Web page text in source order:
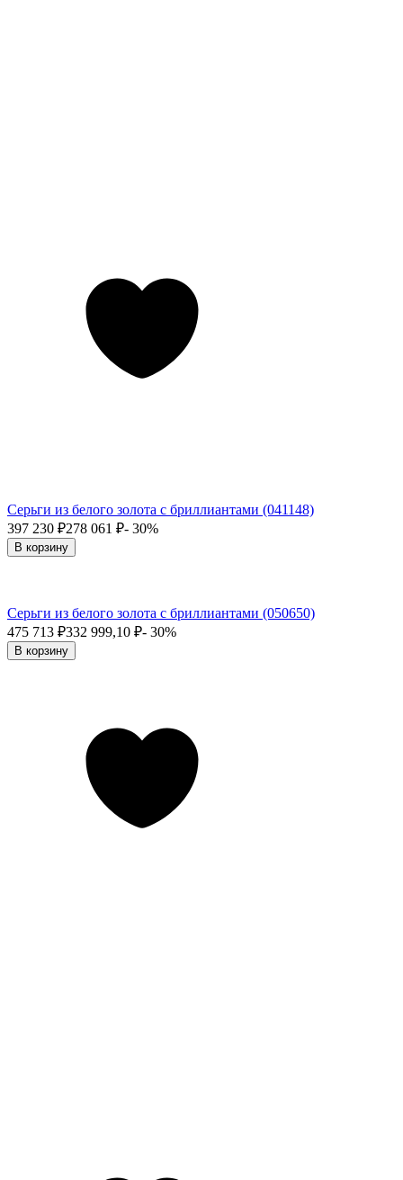
Серьги из белого золота с бриллиантами (050650)
475 713 ₽332 999,10 ₽- 30%
В корзину
Серьги из белого золота с бриллиантами (041148)
397 230 ₽278 061 ₽- 30%
В корзину